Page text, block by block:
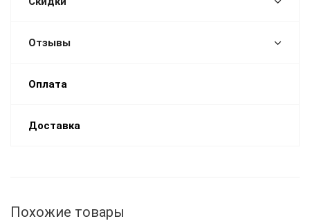
Отзывы
Оплата
Доставка
Похожие товары